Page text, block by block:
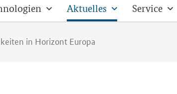
Aktuelles Service
in Horizont Europa